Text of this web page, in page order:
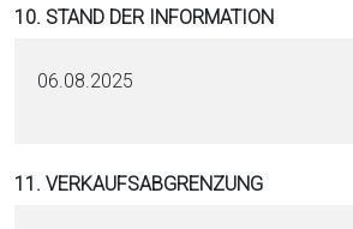
10. STAND DER INFORMATION
06.08.2025
11. VERKAUFSABGRENZUNG